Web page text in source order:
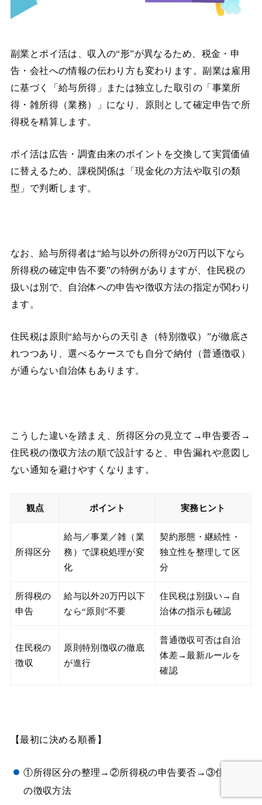
副業とポイ活は、収入の“形”が異なるため、税金・申
告・会社への情報の伝わり方も変わります。副業は雇用
に基づく「給与所得」または独立した取引の「事業所
得・雑所得（業務）」になり、原則として確定申告で所
得税を精算します。
ポイ活は広告・調査由来のポイントを交換して実質価値
に替えるため、課税関係は「現金化の方法や取引の類
型」で判断します。
なお、給与所得者は“給与以外の所得が20万円以下なら
所得税の確定申告不要”の特例がありますが、住民税の
扱いは別で、自治体への申告や徴収方法の指定が関わり
ます。
住民税は原則“給与からの天引き（特別徴収）”が徹底さ
れつつあり、選べるケースでも自分で納付（普通徴収）
が通らない自治体もあります。
こうした違いを踏まえ、所得区分の見立て→申告要否→
住民税の徴収方法の順で設計すると、申告漏れや意図し
ない通知を避けやすくなります。
観点 ポイント 実務ヒント
所得区分
給与／事業／雑（業
務）で課税処理が変
化
契約形態・継続性・
独立性を整理して区
分
所得税の
申告
給与以外20万円以下
なら“原則”不要
住民税は別扱い→自
治体の指示も確認
住民税の
徴収
原則特別徴収の徹底
が進行
普通徴収可否は自治
体差→最新ルールを
確認
【最初に決める順番】
①所得区分の整理→②所得税の申告要否→③住民税
の徴収方法